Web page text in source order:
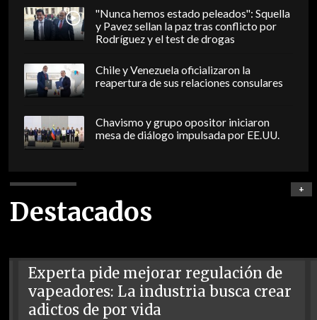
"Nunca hemos estado peleados": Squella
y Pavez sellan la paz tras conflicto por
Rodríguez y el test de drogas
Chile y Venezuela oficializaron la
reapertura de sus relaciones consulares
Chavismo y grupo opositor iniciaron
mesa de diálogo impulsada por EE.UU.
Destacados
+
Experta pide mejorar regulación de
vapeadores: La industria busca crear
adictos de por vida